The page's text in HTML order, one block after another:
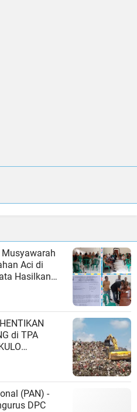
Musyawarah
Aci di
Hasilkan
di TPA
(PAN) -
DPC